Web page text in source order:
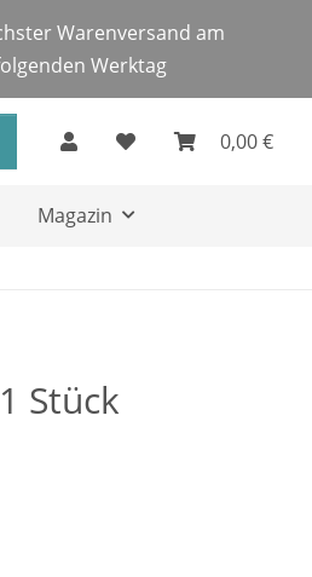
Warenversand am
Werktag
0,00 €
Magazin
Stück